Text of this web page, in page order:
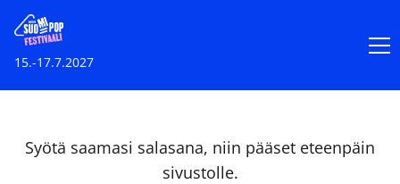
15.-17.7.2027
Syötä saamasi salasana, niin pääset eteenpäin
sivustolle.